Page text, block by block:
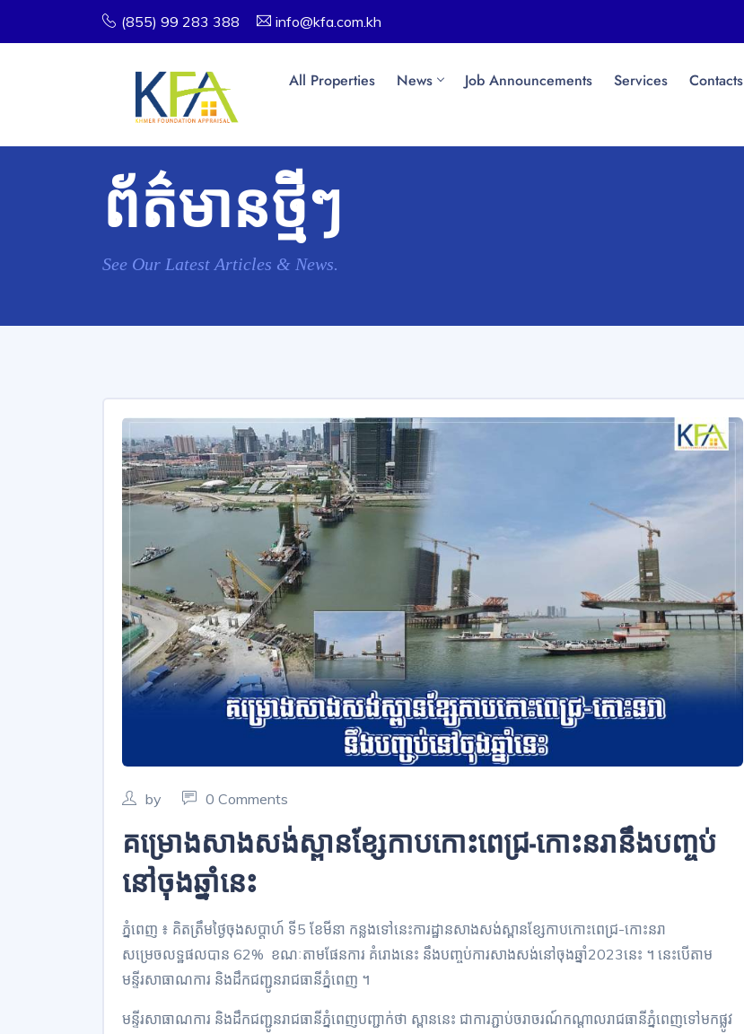
(855) 99 283 388 info@kfa.com.kh
All Properties News Job Announcements Services Contacts
ព័ត៌មានថ្មីៗ
See Our Latest Articles & News.
by 0 Comments
គម្រោងសាងសង់ស្ពានខ្សែកាបកោះពេជ្រ-កោះនរានឹងបញ្ចប់
នៅចុងឆ្នាំនេះ
ភ្នំពេញ ៖ គិតត្រឹមថ្ងៃចុងសប្ដាហ៍​ ទី5 ខែមីនា​ កន្លងទៅនេះការដ្ឋានសាងសង់ស្ពានខ្សែកាបកោះពេជ្រ-កោះនរា
សម្រេចលទ្ឋផលបាន 62% ខណៈតាមផែនការ គំរោងនេះ នឹងបញ្ចប់ការសាងសង់នៅចុងឆ្នាំ2023នេះ ។ នេះបើតាម
មន្ទីរសាធាណការ និងដឹកជញ្ជូនរាជធានីភ្នំពេញ ។
មន្ទីរសាធាណការ និងដឹកជញ្ជូនរាជធានីភ្នំពេញបញ្ជាក់ថា ស្ពាននេះ ជាការភ្ជាប់ចរាចរណ៍កណ្តាលរាជធានីភ្នំពេញទៅមកផ្លូវ